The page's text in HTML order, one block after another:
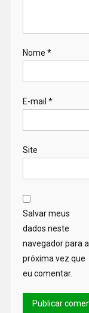
Nome *
E-mail *
Site
Salvar meus
dados neste
navegador para a
próxima vez que
eu comentar.